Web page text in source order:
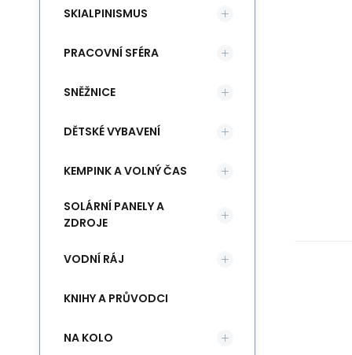
SKIALPINISMUS
PRACOVNÍ SFÉRA
SNĚŽNICE
DĚTSKÉ VYBAVENÍ
KEMPINK A VOLNÝ ČAS
SOLÁRNÍ PANELY A
ZDROJE
VODNÍ RÁJ
KNIHY A PRŮVODCI
NA KOLO